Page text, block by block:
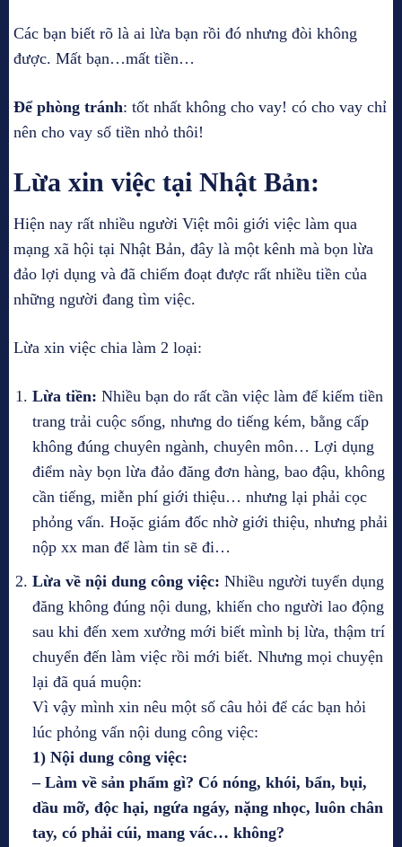
Các bạn biết rõ là ai lừa bạn rồi đó nhưng đòi không
được. Mất bạn…mất tiền…
Để phòng tránh: tốt nhất không cho vay! có cho vay chỉ
nên cho vay số tiền nhỏ thôi!
Lừa xin việc tại Nhật Bản:
Hiện nay rất nhiều người Việt môi giới việc làm qua
mạng xã hội tại Nhật Bản, đây là một kênh mà bọn lừa
đảo lợi dụng và đã chiếm đoạt được rất nhiều tiền của
những người đang tìm việc.
Lừa xin việc chia làm 2 loại:
Lừa tiền: Nhiều bạn do rất cần việc làm để kiếm tiền
trang trải cuộc sống, nhưng do tiếng kém, bằng cấp
không đúng chuyên ngành, chuyên môn… Lợi dụng
điểm này bọn lừa đảo đăng đơn hàng, bao đậu, không
cần tiếng, miễn phí giới thiệu… nhưng lại phải cọc
phỏng vấn. Hoặc giám đốc nhờ giới thiệu, nhưng phải
nộp xx man để làm tin sẽ đi…
Lừa về nội dung công việc: Nhiều người tuyển dụng
đăng không đúng nội dung, khiến cho người lao động
sau khi đến xem xưởng mới biết mình bị lừa, thậm trí
chuyển đến làm việc rồi mới biết. Nhưng mọi chuyện
lại đã quá muộn:
Vì vậy mình xin nêu một số câu hỏi để các bạn hỏi
lúc phỏng vấn nội dung công việc:
1) Nội dung công việc:
– Làm về sản phẩm gì? Có nóng, khói, bẩn, bụi,
dầu mỡ, độc hại, ngứa ngáy, nặng nhọc, luôn chân
tay, có phải cúi, mang vác… không?